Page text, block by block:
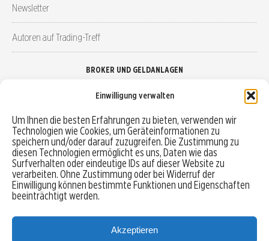
Einwilligung verwalten
Um Ihnen die besten Erfahrungen zu bieten, verwenden wir
Technologien wie Cookies, um Geräteinformationen zu
speichern und/oder darauf zuzugreifen. Die Zustimmung zu
diesen Technologien ermöglicht es uns, Daten wie das
Surfverhalten oder eindeutige IDs auf dieser Website zu
verarbeiten. Ohne Zustimmung oder bei Widerruf der
Einwilligung können bestimmte Funktionen und Eigenschaften
beeinträchtigt werden.
Akzeptieren
Newsletter
Autoren auf Trading-Treff
BROKER UND GELDANLAGEN
Robo-Advisor vergleichen
Depotvergleich
Festgeld vergleichen
Tagesgeld vergleichen